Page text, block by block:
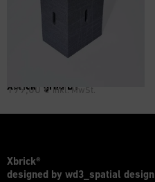
Xbrick® grau B1
199,00 € inkl. MwSt.
Xbrick®
designed by wd3_spatial design